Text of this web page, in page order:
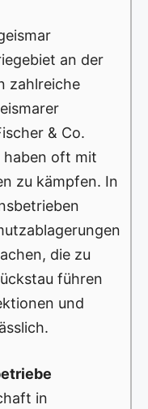
an der
zahlreiche
& Co.
haben oft mit
zu kämpfen. In
die zu
führen
und
in